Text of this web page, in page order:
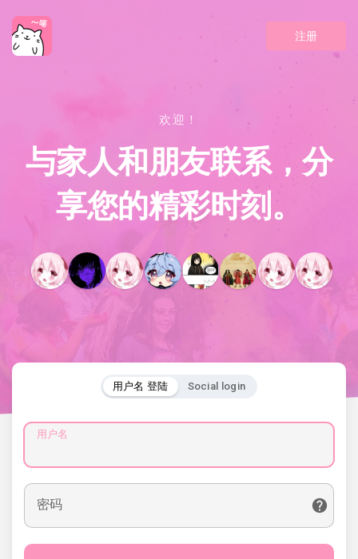
注册
欢迎！
与家人和朋友联系，分
享您的精彩时刻。
用户名 登陆 Social login
用户名
密码